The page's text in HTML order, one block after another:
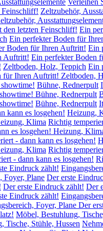
Verleihen
Feinschliff! Zeltzubehör,
den letzten Feinschliff! Ein
Ein perfekter Boden für
Boden für Ihren Auftritt! Ein
Auftritt! Ein perfekter Boden
Zeltboden, Holz, Teppich Ein
für Ihren Auftritt! Zeltboden,
Bühne, Rednerpult
Bühne, Rednerpult
Bühne, Rednerpult
kann es losgehen! Heizung,
Klima Richtig
es losgehen! Heizung,
- dann kann es losgehen!
Klima Richtig
- dann kann es losgehen!
Eindruck zählt!
Foyer, Plane Der erste
Der erste Eindruck zählt! Der
Eindruck zählt!
Foyer, Plane Der
Möbel, Bestuhlung,
Tische, Stühle, Hussen